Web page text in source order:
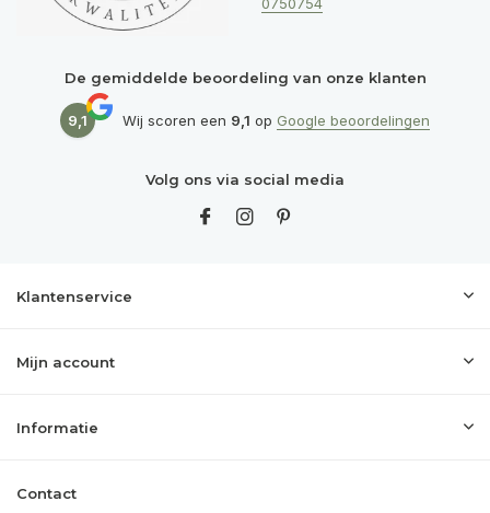
De gemiddelde beoordeling van onze klanten
9,1 Wij scoren een 9,1 op Google beoordelingen
Volg ons via social media
Klantenservice
Mijn account
Informatie
Contact